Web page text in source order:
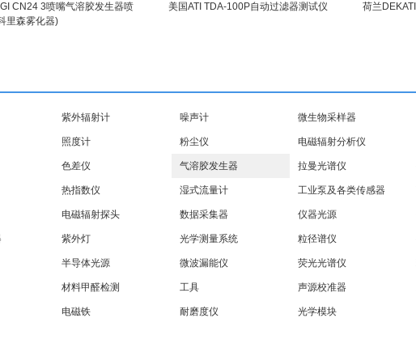
CN24 3喷嘴气溶胶发生器喷
里森雾化器)
美国ATI TDA-100P自动过滤器测试仪 荷兰
紫外辐射计 噪声计 微生物采样器
照度计 粉尘仪 电磁辐射分析仪
色差仪 气溶胶发生器 拉曼光谱仪
热指数仪 湿式流量计 工业泵及各类传感器
电磁辐射探头 数据采集器 仪器光源
紫外灯 光学测量系统 粒径谱仪
半导体光源 微波漏能仪 荧光光谱仪
材料甲醛检测 工具 声源校准器
电磁铁 耐磨度仪 光学模块